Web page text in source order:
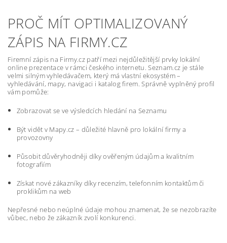
PROČ MÍT OPTIMALIZOVANÝ
ZÁPIS NA FIRMY.CZ
Firemní zápis na Firmy.cz patří mezi nejdůležitější prvky lokální
online prezentace v rámci českého internetu. Seznam.cz je stále
velmi silným vyhledávačem, který má vlastní ekosystém –
vyhledávání, mapy, navigaci i katalog firem. Správně vyplněný profil
vám pomůže:
Zobrazovat se ve výsledcích hledání na Seznamu
Být vidět v Mapy.cz – důležité hlavně pro lokální firmy a
provozovny
Působit důvěryhodněji díky ověřeným údajům a kvalitním
fotografiím
Získat nové zákazníky díky recenzím, telefonním kontaktům či
proklikům na web
Nepřesné nebo neúplné údaje mohou znamenat, že se nezobrazíte
vůbec, nebo že zákazník zvolí konkurenci.